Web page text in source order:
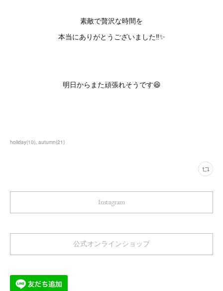
素敵で贅沢な時間を
本当にありがとうございました‼️✨
明日からまた頑張れそうです😆
holiday(10) autumn(21)
Instagram
公式オンラインショップ